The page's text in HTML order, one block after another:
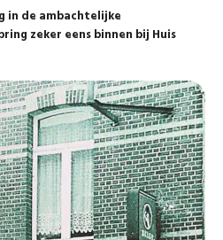
in de ambachtelijke
zeker eens binnen bij Huis